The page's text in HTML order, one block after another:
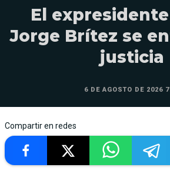
El
Jorge Brítez se
justicia
6 DE AGOSTO DE 2026
Compartir en redes